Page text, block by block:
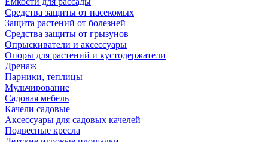
Средства защиты от насекомых
Защита растений от болезней
Средства защиты от грызунов
Опрыскиватели и аксессуары
Опоры для растений и кустодержатели
Дренаж
Парники, теплицы
Мульчирование
Садовая мебель
Качели садовые
Аксессуары для садовых качелей
Подвесные кресла